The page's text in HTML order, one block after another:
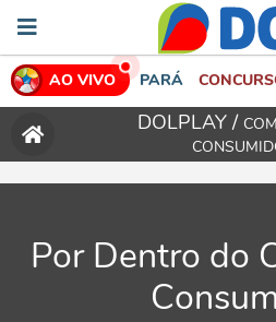
AO VIVO PARÁ
DOLPLAY /
Por Dentro do